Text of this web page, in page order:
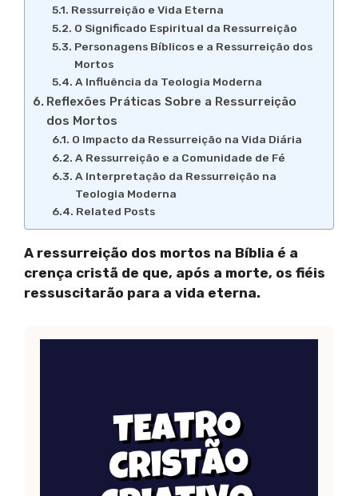
Ressurreição e Vida Eterna
O Significado Espiritual da Ressurreição
Personagens Bíblicos e a Ressurreição dos
Mortos
A Influência da Teologia Moderna
Reflexões Práticas Sobre a Ressurreição
dos Mortos
O Impacto da Ressurreição na Vida Diária
A Ressurreição e a Comunidade de Fé
A Interpretação da Ressurreição na
Teologia Moderna
Related Posts
A ressurreição dos mortos na Bíblia é a
crença cristã de que, após a morte, os fiéis
ressuscitarão para a vida eterna.